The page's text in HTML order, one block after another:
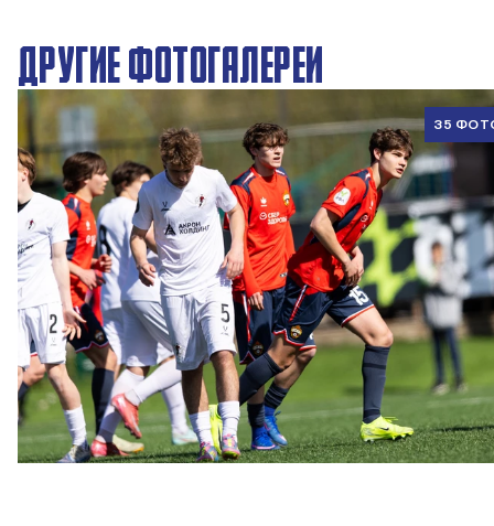
ДРУГИЕ ФОТОГАЛЕРЕИ
35
ЮФЛ U17 | ПФК ЦСКА - Акрон - Академия Коноплёва
26 АПРЕЛЯ 2026 18:11